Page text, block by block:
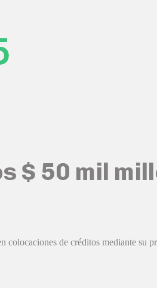
$ 50 mil
de créditos mediante